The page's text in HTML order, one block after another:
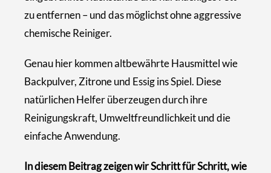
zu entfernen – und das möglichst ohne aggressive
chemische Reiniger.
Genau hier kommen altbewährte Hausmittel wie
Backpulver, Zitrone und Essig ins Spiel. Diese
natürlichen Helfer überzeugen durch ihre
Reinigungskraft, Umweltfreundlichkeit und die
einfache Anwendung.
In diesem Beitrag zeigen wir Schritt für Schritt, wie